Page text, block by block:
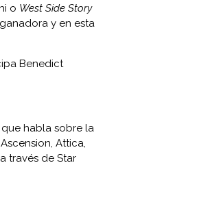
o West Side Story
y en esta
Benedict
habla sobre la
Attica,
través de Star